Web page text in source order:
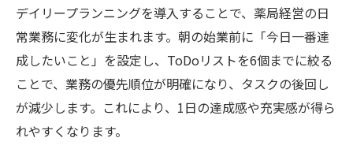
薬局経営の利益率改善と日次管理の実践法
薬局経営で日次管理が利益率に与える影響
調剤薬局経営の利益率を高める計画の立て
方
薬局経営の収益向上に役立つ日々の管理ポ
イント
デイリープランニングを導入することで、薬局経営の日
常業務に変化が生まれます。朝の始業前に「今日一番達
成したいこと」を設定し、ToDoリストを6個までに絞る
ことで、業務の優先順位が明確になり、タスクの後回し
が減少します。これにより、1日の達成感や充実感が得ら
れやすくなります。